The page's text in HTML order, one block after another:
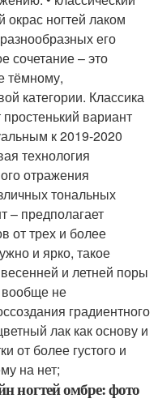
окрас ногтей лаком
его
сочетание – это
тёмному,
категории. Классика
простенький вариант
к 2019-2020
технология
отражения
тональных
– предполагает
от трех и более
и ярко, такое
и летней поры
вообще не
градиентного
лак как основу и
от более густого и
на нет;
ногтей омбре: фото